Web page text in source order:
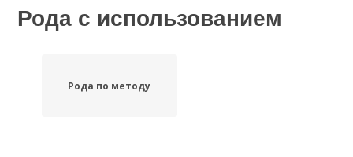
Рода с использованием
Рода по методу